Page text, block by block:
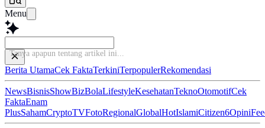
Menu
Ta
Berita UtamaCek FaktaTerkiniTerpopulerRekomendasi
NewsBisnisShowBizBolaLifestyleKesehatanTeknoOtomotifCek
FaktaEnam
PlusSahamCryptoTVFotoRegionalGlobalHotIslamiCitizen6Opini